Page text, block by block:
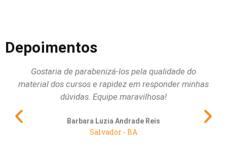
Depoimentos
Gostaria de parabenizá-los pela qualidade do
material dos cursos e rapidez em responder minhas
dúvidas. Equipe maravilhosa!
Barbara Luzia Andrade Reis
Salvador - BA